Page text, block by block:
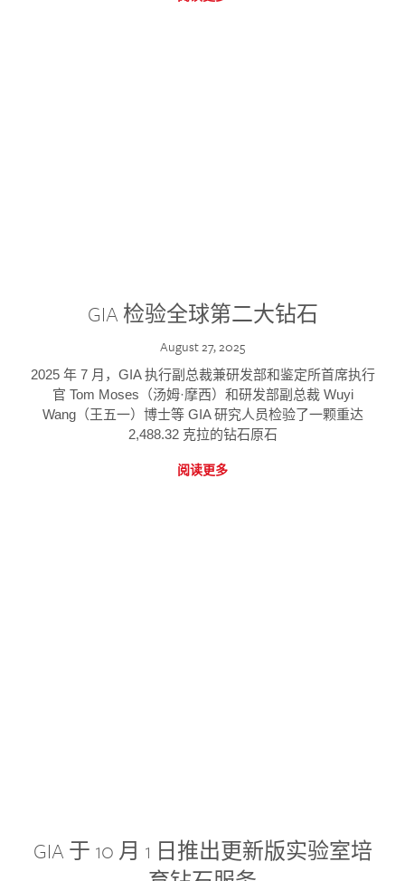
GIA 检验全球第二大钻石
August 27, 2025
2025 年 7 月，GIA 执行副总裁兼研发部和鉴定所首席执行
官 Tom Moses（汤姆·摩西）和研发部副总裁 Wuyi
Wang（王五一）博士等 GIA 研究人员检验了一颗重达
2,488.32 克拉的钻石原石
阅读更多
GIA 于 10 月 1 日推出更新版实验室培